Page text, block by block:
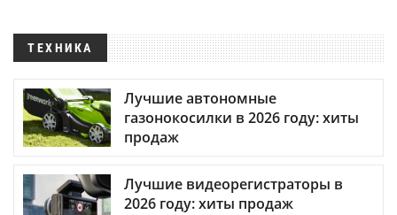
ТЕХНИКА
Лучшие автономные
газонокосилки в 2026 году: хиты
продаж
Лучшие видеорегистраторы в
2026 году: хиты продаж